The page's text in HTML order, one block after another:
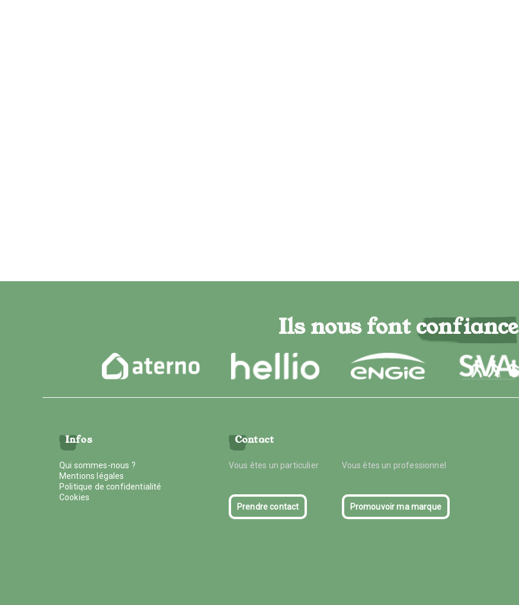
Ils nous font confiance
Infos
Qui sommes-nous ?
Mentions légales
Politique de confidentialité
Cookies
Contact
Vous êtes un particulier Vous êtes un professionnel
Prendre contact Promouvoir ma marque